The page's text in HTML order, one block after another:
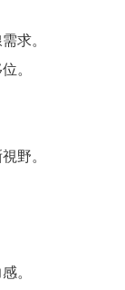
求。
。
野。
。